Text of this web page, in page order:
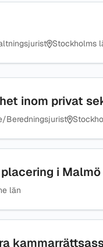
Stockholms
inom privat
Beredningsjurist
i Malmö
län